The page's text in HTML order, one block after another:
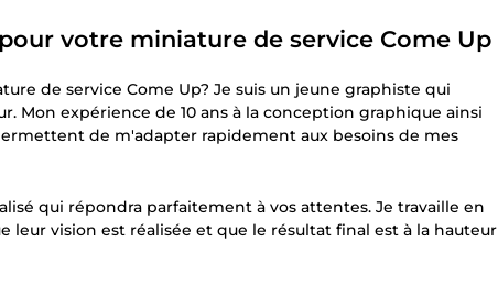
votre miniature de service Come Up
de service Come Up? Je suis un jeune graphiste qui
expérience de 10 ans à la conception graphique ainsi
de m'adapter rapidement aux besoins de mes
qui répondra parfaitement à vos attentes. Je travaille en
vision est réalisée et que le résultat final est à la hauteur